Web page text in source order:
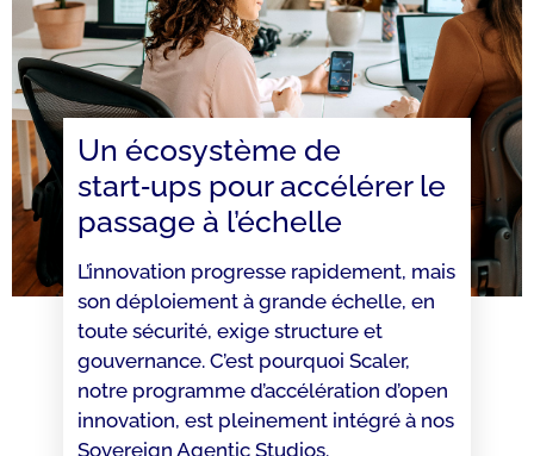
Un écosystème de
start‑ups pour accélérer le
passage à l’échelle
L’innovation progresse rapidement, mais
son déploiement à grande échelle, en
toute sécurité, exige structure et
gouvernance. C’est pourquoi Scaler,
notre programme d’accélération d’open
innovation, est pleinement intégré à nos
Sovereign Agentic Studios.